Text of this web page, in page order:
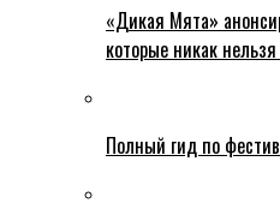
«Дикая Мята»
которые никак
Полный гид по